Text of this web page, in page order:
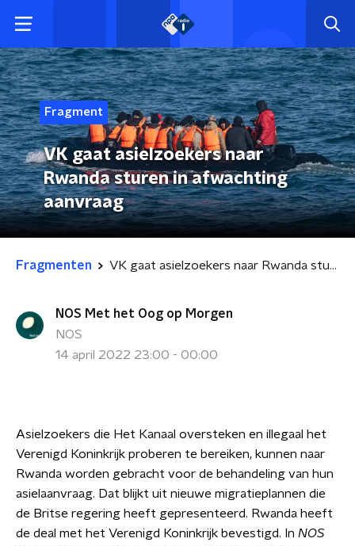
Fragment
VK gaat asielzoekers naar
Rwanda sturen in afwachting
aanvraag
Fragmenten VK gaat asielzoekers naar Rwanda sturen in afwachting aanvraag
NOS Met het Oog op Morgen
NOS
14 april 2022 23:00 - 00:00
Asielzoekers die Het Kanaal oversteken en illegaal het
Verenigd Koninkrijk proberen te bereiken, kunnen naar
Rwanda worden gebracht voor de behandeling van hun
asielaanvraag. Dat blijkt uit nieuwe migratieplannen die
de Britse regering heeft gepresenteerd. Rwanda heeft
de deal met het Verenigd Koninkrijk bevestigd. In NOS